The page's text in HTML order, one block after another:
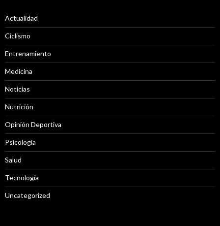
Actualidad
Ciclismo
Entrenamiento
Medicina
Noticias
Nutrición
Opinión Deportiva
Psicología
Salud
Tecnología
Uncategorized